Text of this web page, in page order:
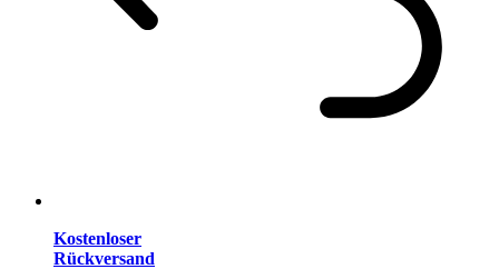
Kostenloser
Rückversand